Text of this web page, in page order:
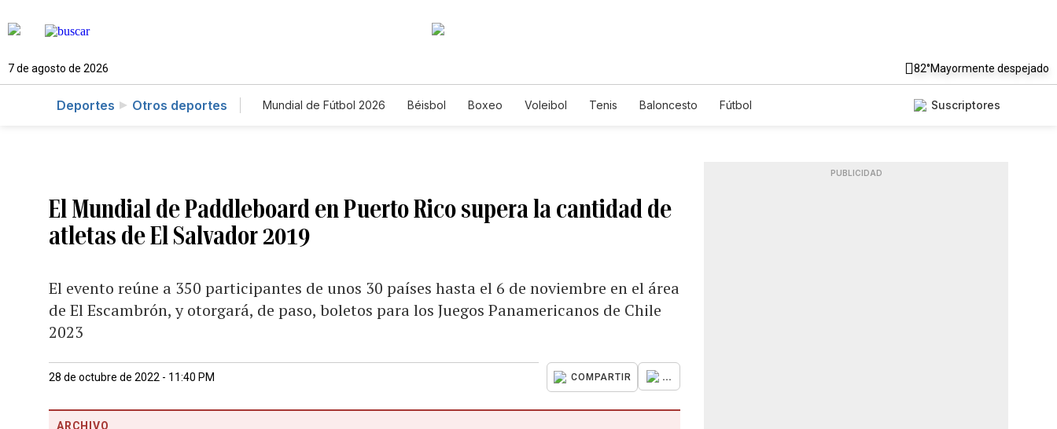
7 de agosto de 2026 82°Mayormente despejado
Deportes Otros deportes Mundial de Fútbol 2026 Béisbol Boxeo Voleibol Tenis Baloncesto Fútbol Suscriptores
El Mundial de Paddleboard en Puerto Rico supera la cantidad de
atletas de El Salvador 2019
El evento reúne a 350 participantes de unos 30 países hasta el 6 de noviembre en el área
de El Escambrón, y otorgará, de paso, boletos para los Juegos Panamericanos de Chile
2023
28 de octubre de 2022 - 11:40 PM COMPARTIR ...
ARCHIVO
PUBLICIDAD